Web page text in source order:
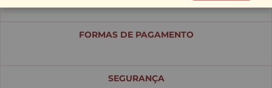
FORMAS DE PAGAMENTO
SEGURANÇA